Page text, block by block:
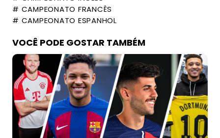
# CAMPEONATO FRANCÊS
# CAMPEONATO ESPANHOL
VOCÊ PODE GOSTAR TAMBÉM